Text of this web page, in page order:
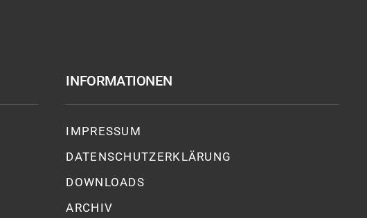
INFORMATIONEN
IMPRESSUM
DATENSCHUTZ­ERKLÄRUNG
DOWNLOADS
ARCHIV